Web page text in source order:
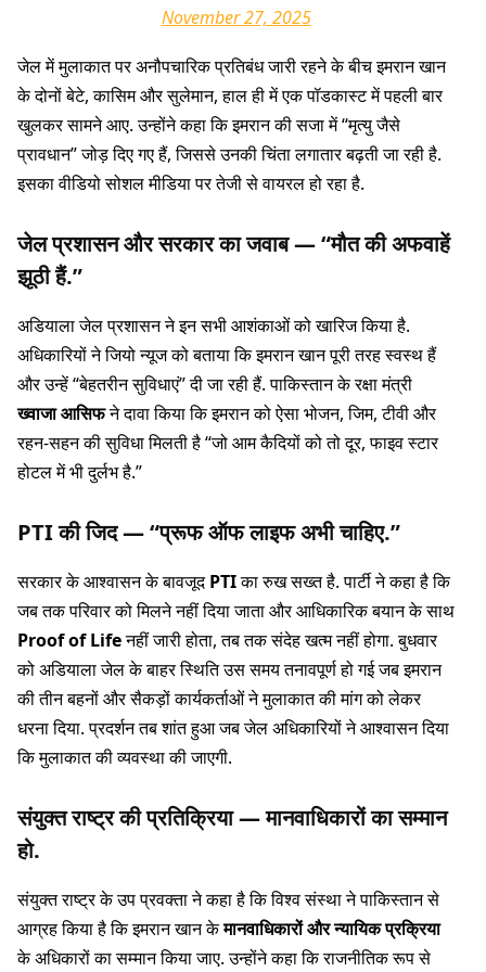
November 27, 2025
जेल में मुलाकात पर अनौपचारिक प्रतिबंध जारी रहने के बीच इमरान खान
के दोनों बेटे, कासिम और सुलेमान, हाल ही में एक पॉडकास्ट में पहली बार
खुलकर सामने आए. उन्होंने कहा कि इमरान की सजा में “मृत्यु जैसे
प्रावधान” जोड़ दिए गए हैं, जिससे उनकी चिंता लगातार बढ़ती जा रही है.
इसका वीडियो सोशल मीडिया पर तेजी से वायरल हो रहा है.
जेल प्रशासन और सरकार का जवाब — “मौत की अफवाहें
झूठी हैं.”
अडियाला जेल प्रशासन ने इन सभी आशंकाओं को खारिज किया है.
अधिकारियों ने जियो न्यूज को बताया कि इमरान खान पूरी तरह स्वस्थ हैं
और उन्हें “बेहतरीन सुविधाएं” दी जा रही हैं. पाकिस्तान के रक्षा मंत्री
ख्वाजा आसिफने दावा किया कि इमरान को ऐसा भोजन, जिम, टीवी और
रहन-सहन की सुविधा मिलती है “जो आम कैदियों को तो दूर, फाइव स्टार
होटल में भी दुर्लभ है.”
PTI की जिद — “प्रूफ ऑफ लाइफ अभी चाहिए.”
सरकार के आश्वासन के बावजूदPTIका रुख सख्त है. पार्टी ने कहा है कि
जब तक परिवार को मिलने नहीं दिया जाता और आधिकारिक बयान के साथ
Proof of Lifeनहीं जारी होता, तब तक संदेह खत्म नहीं होगा. बुधवार
को अडियाला जेल के बाहर स्थिति उस समय तनावपूर्ण हो गई जब इमरान
की तीन बहनों और सैकड़ों कार्यकर्ताओं ने मुलाकात की मांग को लेकर
धरना दिया. प्रदर्शन तब शांत हुआ जब जेल अधिकारियों ने आश्वासन दिया
कि मुलाकात की व्यवस्था की जाएगी.
संयुक्त राष्ट्र की प्रतिक्रिया — मानवाधिकारों का सम्मान
हो.
संयुक्त राष्ट्र के उप प्रवक्ता ने कहा है कि विश्व संस्था ने पाकिस्तान से
आग्रह किया है कि इमरान खान केमानवाधिकारों और न्यायिक प्रक्रिया
के अधिकारों का सम्मान किया जाए. उन्होंने कहा कि राजनीतिक रूप से